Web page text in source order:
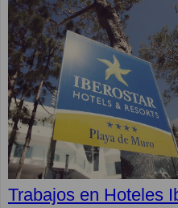
Trabajos en Hoteles